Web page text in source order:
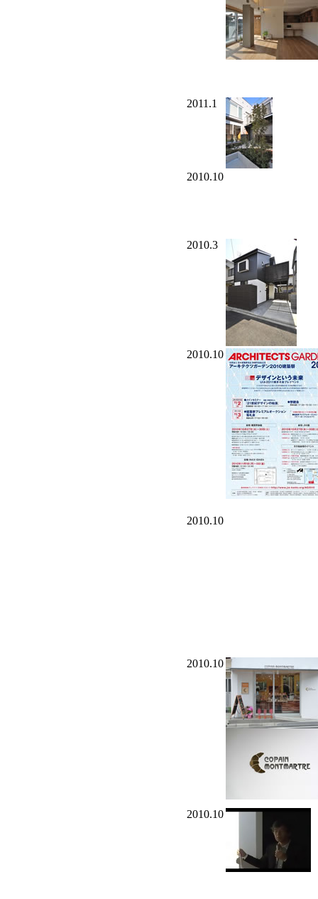
2011.1
2010.10
2010.3
2010.10
2010.10
2010.10
2010.10